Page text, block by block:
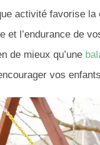
activité favorise la
et l’endurance de
de mieux qu’une
vos